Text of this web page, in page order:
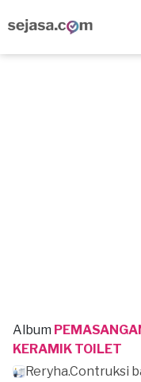
Album
KERAMIK TOILET
Reryha.Contruksi